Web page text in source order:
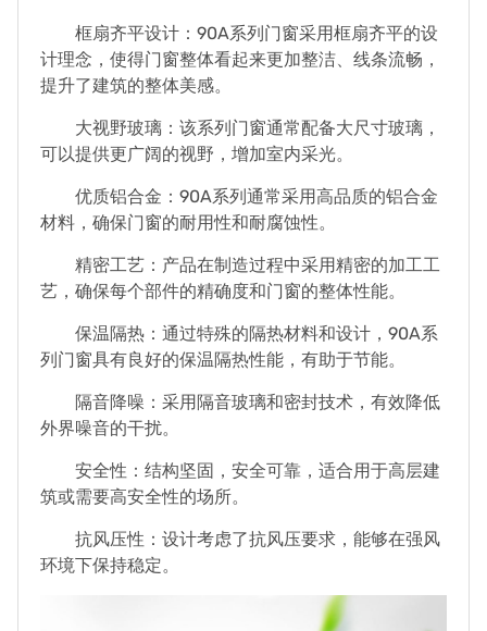
框扇齐平设计：90A系列门窗采用框扇齐平的设
计理念，使得门窗整体看起来更加整洁、线条流畅，
提升了建筑的整体美感。
大视野玻璃：该系列门窗通常配备大尺寸玻璃，
可以提供更广阔的视野，增加室内采光。
优质铝合金：90A系列通常采用高品质的铝合金
材料，确保门窗的耐用性和耐腐蚀性。
精密工艺：产品在制造过程中采用精密的加工工
艺，确保每个部件的精确度和门窗的整体性能。
保温隔热：通过特殊的隔热材料和设计，90A系
列门窗具有良好的保温隔热性能，有助于节能。
隔音降噪：采用隔音玻璃和密封技术，有效降低
外界噪音的干扰。
安全性：结构坚固，安全可靠，适合用于高层建
筑或需要高安全性的场所。
抗风压性：设计考虑了抗风压要求，能够在强风
环境下保持稳定。